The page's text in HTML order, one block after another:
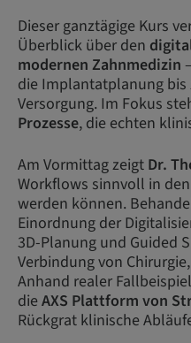
Dieser ganztägige Kurs
Überblick über den
modernen Zahnmedizin
die Implantatplanung
Versorgung. Im Fokus
Prozesse, die echten
Am Vormittag zeigt Dr.
Workflows sinnvoll in
werden können.
Einordnung der
3D-Planung und Guided
Verbindung von
Anhand realer
die AXS Plattform von
Rückgrat klinische